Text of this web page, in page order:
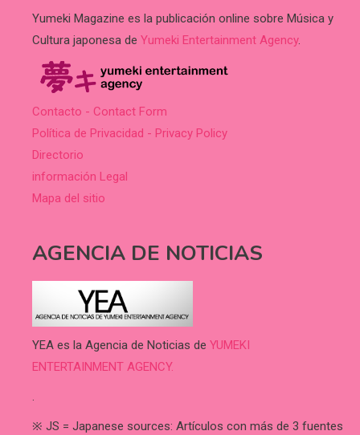
Yumeki Magazine es la publicación online sobre Música y
Cultura japonesa de Yumeki Entertainment Agency.
Contacto - Contact Form
Política de Privacidad - Privacy Policy
Directorio
información Legal
Mapa del sitio
AGENCIA DE NOTICIAS
YEA es la Agencia de Noticias de YUMEKI
ENTERTAINMENT AGENCY.
.
※ JS = Japanese sources: Artículos con más de 3 fuentes